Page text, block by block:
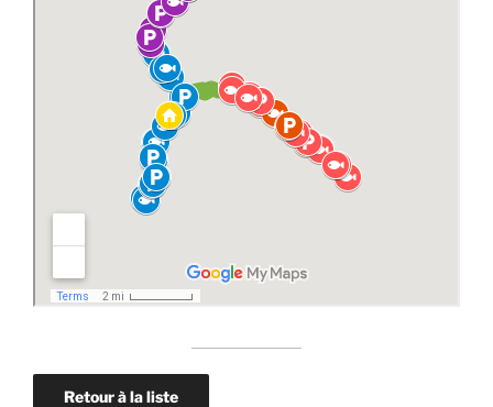
Retour à la liste